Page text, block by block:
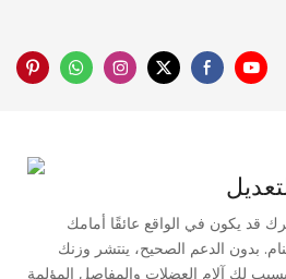
بدون الدعم الصحيح، ينتشر وزنك
لك آلام العضلات والمفاصل المؤلمة